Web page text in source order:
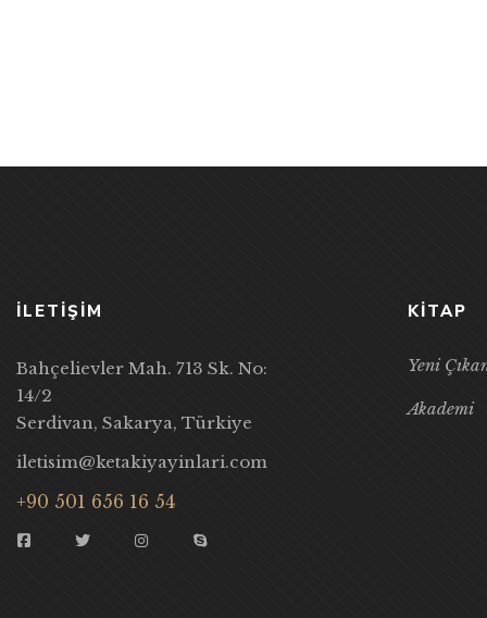
İLETİŞİM
Bahçelievler Mah. 713 Sk. No:
14/2
Serdivan, Sakarya, Türkiye
iletisim@ketakiyayinlari.com
+90 501 656 16 54
KITAP
Yeni
Akademi